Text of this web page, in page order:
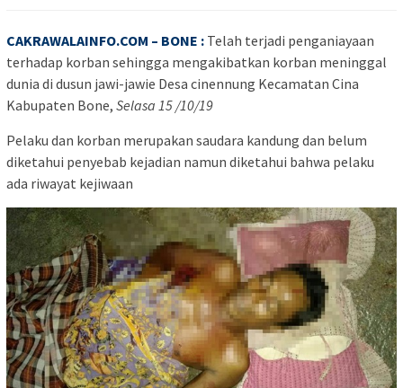
CAKRAWALAINFO.COM – BONE : Telah terjadi penganiayaan
terhadap korban sehingga mengakibatkan korban meninggal
dunia di dusun jawi-jawie Desa cinennung Kecamatan Cina
Kabupaten Bone, Selasa 15 /10/19
Pelaku dan korban merupakan saudara kandung dan belum
diketahui penyebab kejadian namun diketahui bahwa pelaku
ada riwayat kejiwaan